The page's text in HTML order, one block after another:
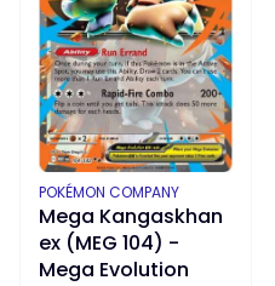
Mega Kangaskhan
ex (MEG 104) -
Mega Evolution
PRODUCENT
POKÉMON COMPANY